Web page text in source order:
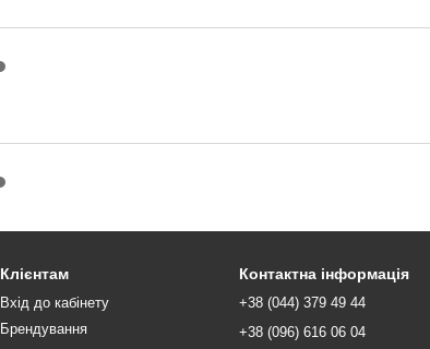
Клієнтам
Вхід до кабінету
Брендування
Контактна інформація
+38 (044) 379 49 44
+38 (096) 616 06 04